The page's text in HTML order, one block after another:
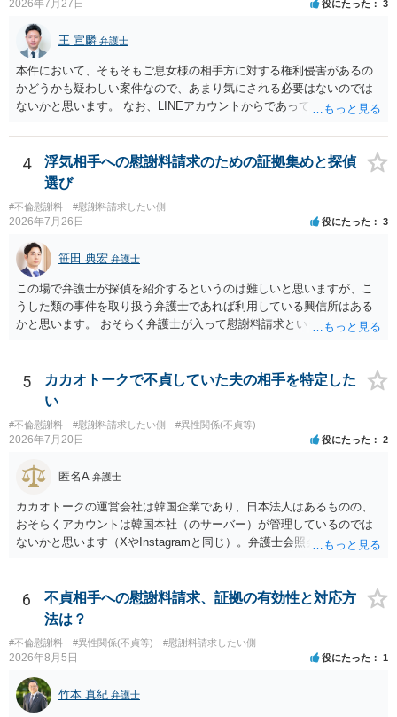
では、不貞慰謝料案件の経験が相応にあるか、費用体系が明確か、見
通しを過度に楽観的に言い過ぎないか、質問に具体的に答えてくれる
か、連絡方法（メール、電話、弁護士直接か事務局員を介するかな
ど）や対応スピードが合うかを確認するとよいと思います。いずれに
しましても、弁護士への相談・依頼にあたっては、証拠資料、夫と相
手方の関係、相手方の氏名・住所等、夫婦関係への影響、離婚予定の
有無など事実関係をよく整理して相談されることをお勧めいたしま
す。
2026年7月27日 役にたった 3
王 宣麟 弁護士
本件において、そもそもご息女様の相手方に対する権利侵害があるの
かどうかも疑わしい案件なので、あまり気にされる必要はないのでは
ないかと思います。 なお、LINEアカウントからであっても、そこに紐
るパターンはありえるものの、本件のような精神的損害が発生したと
明確にいえないような案件において開示がなされる可能性も低いので
はないかと推察します。
4
浮気相手への慰謝料請求のための証拠集めと探偵
選び
#不倫慰謝料 #慰謝料請求したい側
2026年7月26日 役にたった 3
笹田 典宏 弁護士
この場で弁護士が探偵を紹介するというのは難しいと思いますが、こ
うした類の事件を取り扱う弁護士であれば利用している興信所はある
かと思います。 おそらく弁護士が入って慰謝料請求という流れになる
めします。
5
カカオトークで不貞していた夫の相手を特定した
い
#不倫慰謝料 #慰謝料請求したい側 #異性関係(不貞等)
2026年7月20日 役にたった 2
匿名A 弁護士
カカオトークの運営会社は韓国企業であり、日本法人はあるものの、
おそらくアカウントは韓国本社（のサーバー）が管理しているのでは
ないかと思います（XやInstagramと同じ）。弁護士会照会は日本法に
対する照会は基本的にできないと解されています（弁護士会によって
は例外的に認める扱いもありますが、かなり限定されているので一般
的ではないでしょう）。もし韓国本社がアカウント管理をしているな
ら、日本法人へ送っても「ウチでは管理していない」という回答にな
ります。 個人で直接他人のID情報の開示を求めても拒否されるでしょ
6
不貞相手への慰謝料請求、証拠の有効性と対応方
法は？
#不倫慰謝料 #異性関係(不貞等) #慰謝料請求したい側
2026年8月5日 役にたった 1
竹本 真紀 弁護士